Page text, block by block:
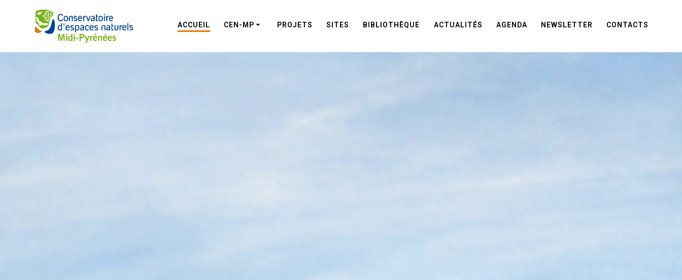
ACCUEIL CEN-MP PROJETS SITES BIBLIOTHÈQUE ACTUALITÉS AGENDA NEWSLETTER CONTACTS